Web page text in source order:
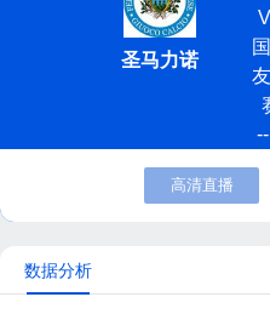
圣马力诺
高清直播
数据分析